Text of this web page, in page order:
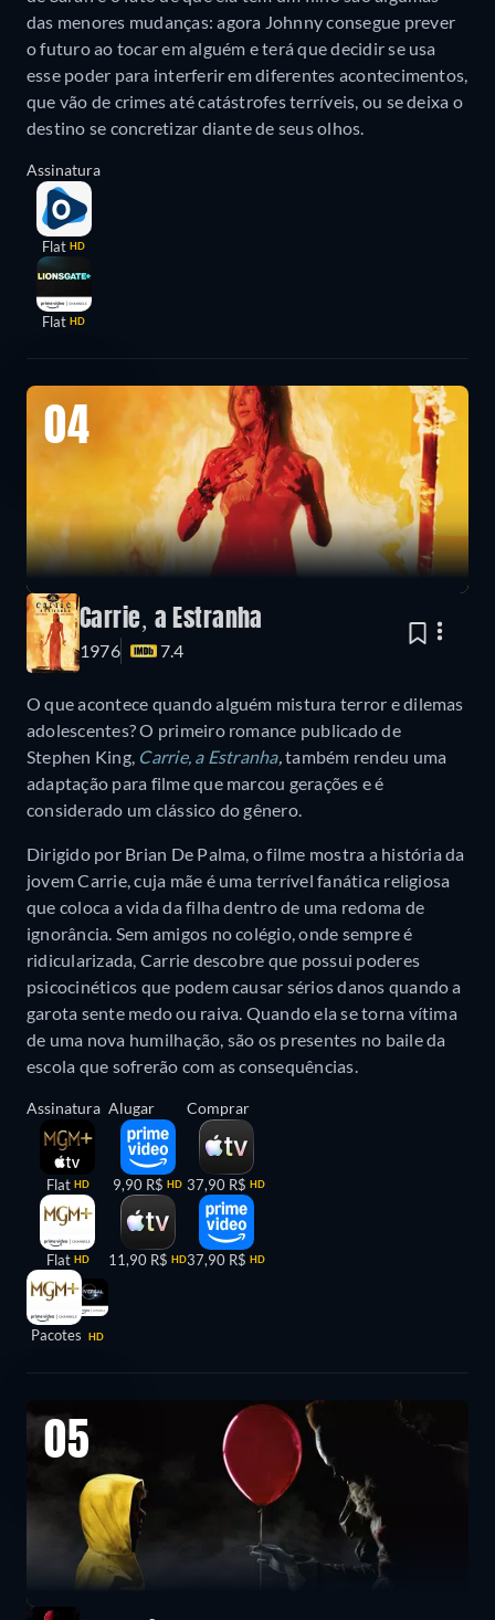
das menores mudanças: agora Johnny consegue prever
o futuro ao tocar em alguém e terá que decidir se usa
esse poder para interferir em diferentes acontecimentos,
que vão de crimes até catástrofes terríveis, ou se deixa o
destino se concretizar diante de seus olhos.
Assinatura
Flat HD
Flat HD
04
Carrie, a Estranha
1976 7.4
O que acontece quando alguém mistura terror e dilemas
adolescentes? O primeiro romance publicado de
Stephen King, Carrie, a Estranha,também rendeu uma
adaptação para filme que marcou gerações e é
considerado um clássico do gênero.
Dirigido por Brian De Palma, o filme mostra a história da
jovem Carrie, cuja mãe é uma terrível fanática religiosa
que coloca a vida da filha dentro de uma redoma de
ignorância. Sem amigos no colégio, onde sempre é
ridicularizada, Carrie descobre que possui poderes
psicocinéticos que podem causar sérios danos quando a
garota sente medo ou raiva. Quando ela se torna vítima
de uma nova humilhação, são os presentes no baile da
escola que sofrerão com as consequências.
Assinatura
Flat HD
Flat HD
Pacotes HD
Alugar
9,90 R$ HD
11,90 R$ HD
Comprar
37,90 R$ HD
37,90 R$ HD
05